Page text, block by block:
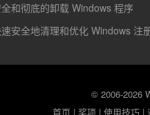
和彻底的卸载 Windows 程序
安全地清理和优化 Windows 注
© 2006-2026
首页 |奖项 |使用技巧 |